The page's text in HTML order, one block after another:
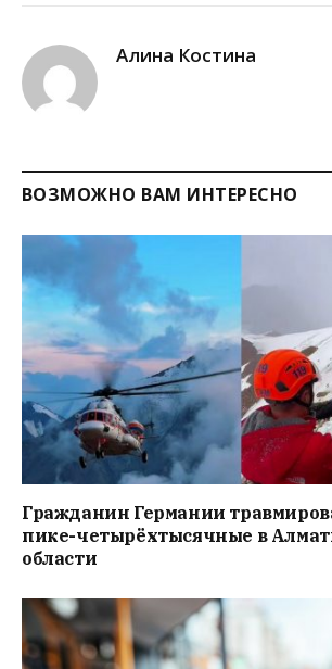
Алина Костина
ВОЗМОЖНО ВАМ ИНТЕРЕСНО
Гражданин Германии
пике-четырёхтысячные в
области